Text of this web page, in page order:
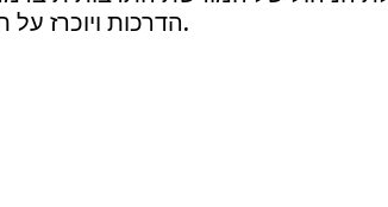
הדרכות ויוכרז.